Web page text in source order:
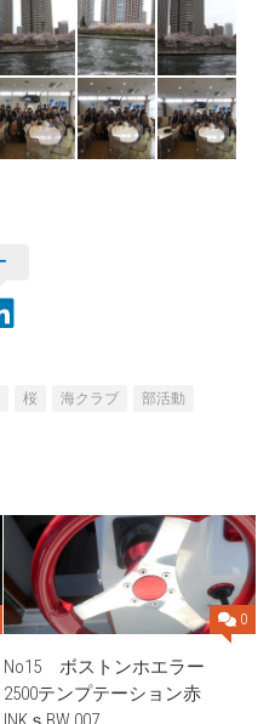
桜 海クラブ 部活動
0
No15 ボストンホエラー
2500テンプテーション赤